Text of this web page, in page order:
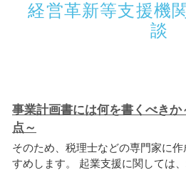
経営革新等支援機
談
事業計画書には何を書くべき
点～
そのため、税理士などの専門家に作
すめします。 起業支援に関しては